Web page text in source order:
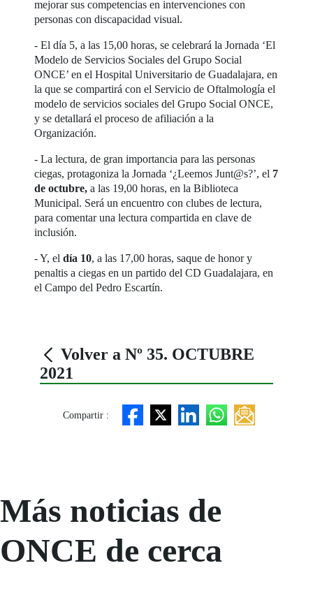
mejorar sus competencias en intervenciones con
personas con discapacidad visual.
- El día 5, a las 15,00 horas, se celebrará la Jornada ‘El
Modelo de Servicios Sociales del Grupo Social
ONCE’ en el Hospital Universitario de Guadalajara, en
la que se compartirá con el Servicio de Oftalmología el
modelo de servicios sociales del Grupo Social ONCE,
y se detallará el proceso de afiliación a la
Organización.
- La lectura, de gran importancia para las personas
ciegas, protagoniza la Jornada ‘¿Leemos Junt@s?’, el 7
de octubre, a las 19,00 horas, en la Biblioteca
Municipal. Será un encuentro con clubes de lectura,
para comentar una lectura compartida en clave de
inclusión.
- Y, eldía 10, a las 17,00 horas, saque de honor y
penaltis a ciegas en un partido del CD Guadalajara, en
el Campo del Pedro Escartín.
Volver a Nº 35. OCTUBRE
2021
Compartir :
Más noticias de
ONCE de cerca